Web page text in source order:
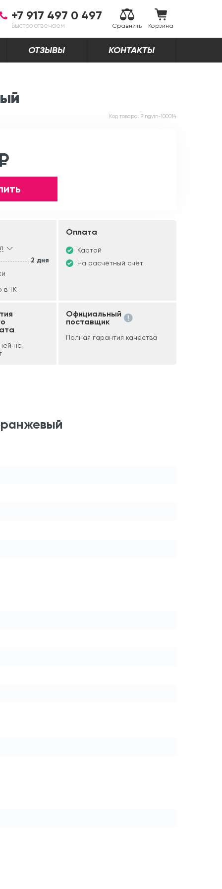
+7 917 497 0 497
Быстро отвечаем Сравнить Корзина
ОТЗЫВЫ КОНТАКТЫ
Код товара: Pingvin-100014
2 дня
в ТК
Оплата
Картой
На расчётный счёт
на
Официальный
поставщик
Полная гарантия качества